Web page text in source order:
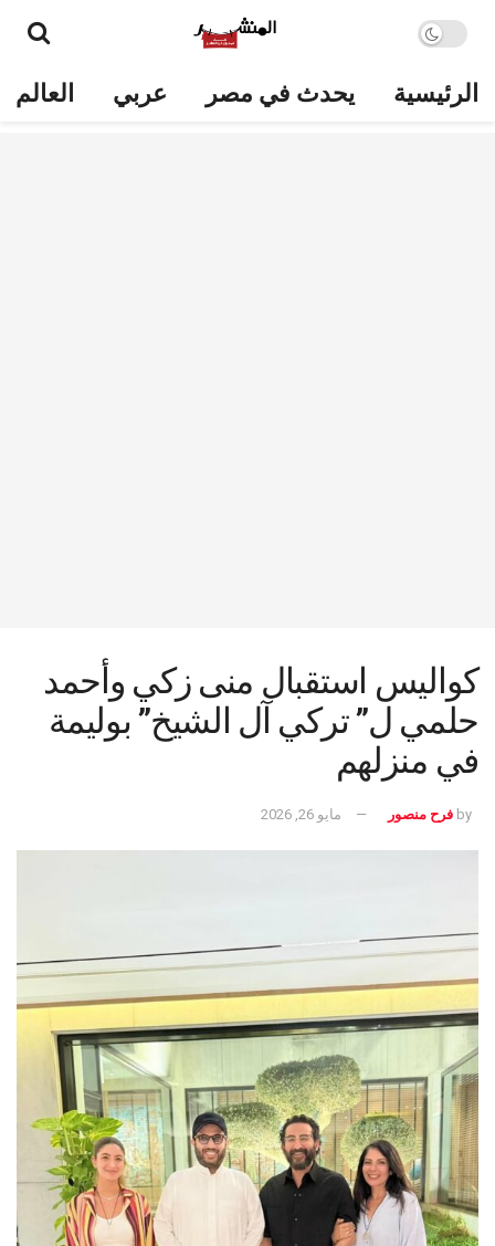
الرئيسية يحدث في مصر عربي العالم
كواليس استقبال منى زكي وأحمد
حلمي ل” تركي آل الشيخ” بوليمة
في منزلهم
by فرح منصور مايو 26, 2026